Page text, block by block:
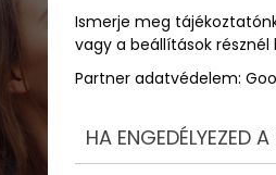
Ismerje meg
vagy a beállítások
Partner adatvédelem:
HA ENGEDÉLYEZED